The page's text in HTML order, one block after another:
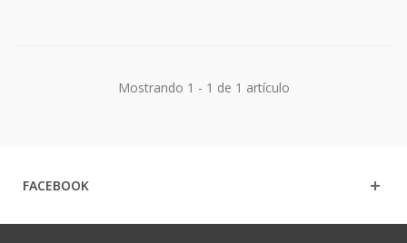
Mostrando 1 - 1 de 1 artículo
FACEBOOK